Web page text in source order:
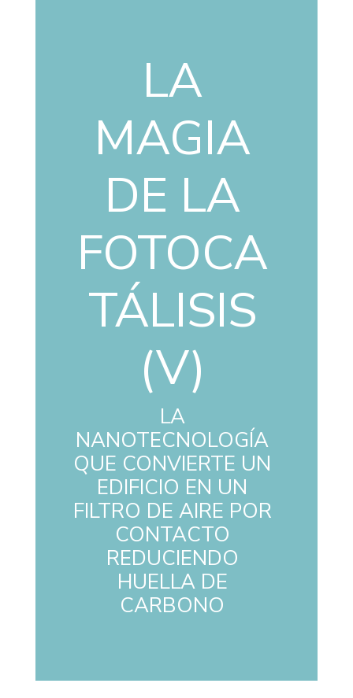
LA
MAGIA
DE LA
FOTOCA
TÁLISIS
(V)
LA
NANOTECNOLOGÍA
QUE CONVIERTE UN
EDIFICIO EN UN
FILTRO DE AIRE POR
CONTACTO
REDUCIENDO
HUELLA DE
CARBONO